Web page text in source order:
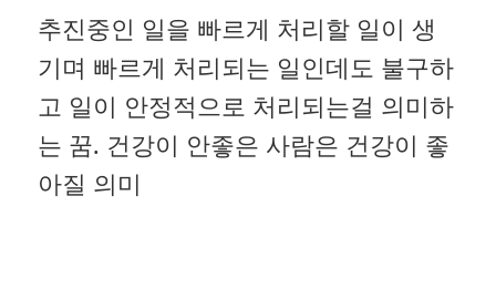
추진중인 일을 빠르게 처리할 일이 생
기며 빠르게 처리되는 일인데도 불구하
고 일이 안정적으로 처리되는걸 의미하
는 꿈. 건강이 안좋은 사람은 건강이 좋
아질 의미